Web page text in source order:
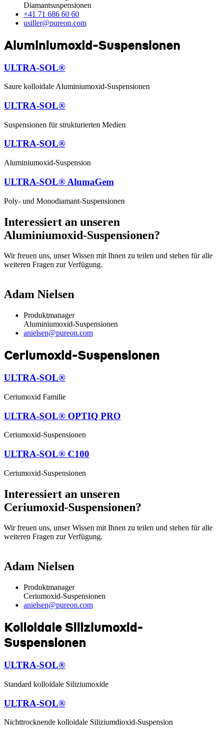
Diamantsuspensionen
+41 71 686 60 60
usiller@pureon.com
Aluminiumoxid-Suspensionen
ULTRA-SOL®
Saure kolloidale Aluminiumoxid-Suspensionen
ULTRA-SOL®
Suspensionen für strukturierten Medien
ULTRA-SOL®
Aluminiumoxid-Suspension
ULTRA-SOL® AlumaGem
Poly- und Monodiamant-Suspensionen
Interessiert an unseren
Aluminiumoxid-Suspensionen?
Wir freuen uns, unser Wissen mit Ihnen zu teilen und stehen für alle
weiteren Fragen zur Verfügung.
Adam Nielsen
Produktmanager
Aluminiumoxid-Suspensionen
anielsen@pureon.com
Ceriumoxid-Suspensionen
ULTRA-SOL®
Ceriumoxid Familie
ULTRA-SOL® OPTIQ PRO
Ceriumoxid-Suspensionen
ULTRA-SOL® C100
Ceriumoxid-Suspensionen
Interessiert an unseren
Ceriumoxid-Suspensionen?
Wir freuen uns, unser Wissen mit Ihnen zu teilen und stehen für alle
weiteren Fragen zur Verfügung.
Adam Nielsen
Produktmanager
Ceriumoxid-Suspensionen
anielsen@pureon.com
Kolloidale Siliziumoxid-
Suspensionen
ULTRA-SOL®
Standard kolloidale Siliziumoxide
ULTRA-SOL®
Nichttrocknende kolloidale Siliziumdioxid-Suspension